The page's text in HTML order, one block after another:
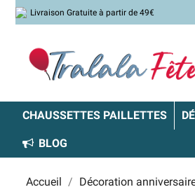
Livraison Gratuite à partir de 49€
CHAUSSETTES PAILLETTES
BLOG
Accueil Décoration